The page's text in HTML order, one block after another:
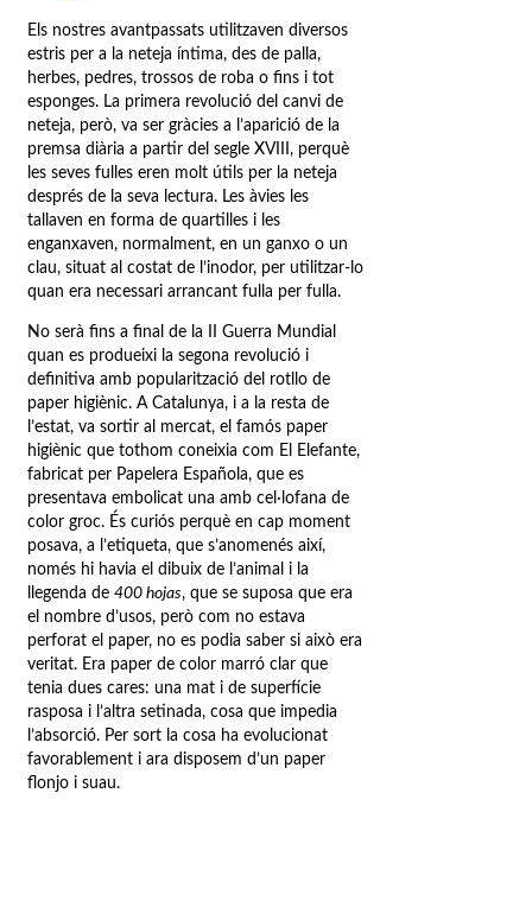
Els nostres avantpassats utilitzaven diversos
estris per a la neteja íntima, des de palla,
herbes, pedres, trossos de roba o fins i tot
esponges. La primera revolució del canvi de
neteja, però, va ser gràcies a l’aparició de la
premsa diària a partir del segle XVIII, perquè
les seves fulles eren molt útils per la neteja
després de la seva lectura. Les àvies les
tallaven en forma de quartilles i les
enganxaven, normalment, en un ganxo o un
clau, situat al costat de l’inodor, per utilitzar-lo
quan era necessari arrancant fulla per fulla.
No serà fins a final de la II Guerra Mundial
quan es produeixi la segona revolució i
definitiva amb popularització del rotllo de
paper higiènic. A Catalunya, i a la resta de
l’estat, va sortir al mercat, el famós paper
higiènic que tothom coneixia com El Elefante,
fabricat per Papelera Española, que es
presentava embolicat una amb cel·lofana de
color groc. És curiós perquè en cap moment
posava, a l’etiqueta, que s’anomenés així,
només hi havia el dibuix de l’animal i la
llegenda de400 hojas, que se suposa que era
el nombre d’usos, però com no estava
perforat el paper, no es podia saber si això era
veritat. Era paper de color marró clar que
tenia dues cares: una mat i de superfície
rasposa i l’altra setinada, cosa que impedia
l’absorció. Per sort la cosa ha evolucionat
favorablement i ara disposem d’un paper
flonjo i suau.